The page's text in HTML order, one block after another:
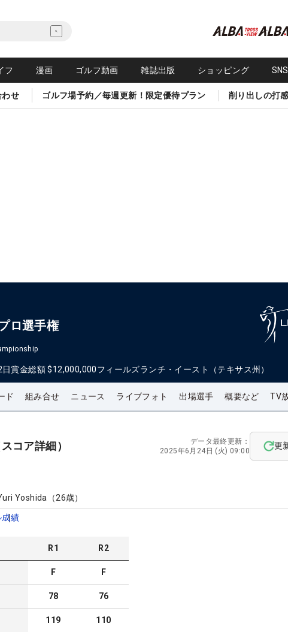
フ 漫画 ゴルフ動画 雑誌出版 ショッピング
わせ ゴルフ場予約／毎週更新！限定優待プラン 削り出しの打
ロ選手権
日賞金総額 $12,000,000フィールズランチ・イースト（テキサス州）
ド 組み合せ ニュース ライブフォト 出場選手 概要など TV
コア詳細）
データ最終更新：
2025年6月24日 (火) 09:00
更
Yoshida （26歳）
成績
R1 R2
F F
78 76
119 110